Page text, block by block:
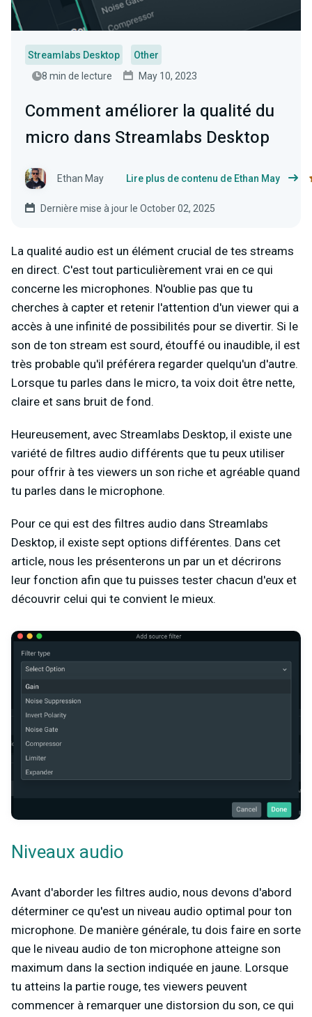
Streamlabs Desktop
Other
8 min de lecture
May 10, 2023
Comment améliorer la qualité du
micro dans Streamlabs Desktop
Ethan May Lire plus de contenu de Ethan May
Dernière mise à jour le October 02, 2025
La qualité audio est un élément crucial de tes streams
en direct. C'est tout particulièrement vrai en ce qui
concerne les microphones. N'oublie pas que tu
cherches à capter et retenir l'attention d'un viewer qui a
accès à une infinité de possibilités pour se divertir. Si le
son de ton stream est sourd, étouffé ou inaudible, il est
très probable qu'il préférera regarder quelqu'un d'autre.
Lorsque tu parles dans le micro, ta voix doit être nette,
claire et sans bruit de fond.
Heureusement, avec Streamlabs Desktop, il existe une
variété de filtres audio différents que tu peux utiliser
pour offrir à tes viewers un son riche et agréable quand
tu parles dans le microphone.
Pour ce qui est des filtres audio dans Streamlabs
Desktop, il existe sept options différentes. Dans cet
article, nous les présenterons un par un et décrirons
leur fonction afin que tu puisses tester chacun d'eux et
découvrir celui qui te convient le mieux.
Niveaux audio
Avant d'aborder les filtres audio, nous devons d'abord
déterminer ce qu'est un niveau audio optimal pour ton
microphone. De manière générale, tu dois faire en sorte
que le niveau audio de ton microphone atteigne son
maximum dans la section indiquée en jaune. Lorsque
tu atteins la partie rouge, tes viewers peuvent
commencer à remarquer une distorsion du son, ce qui